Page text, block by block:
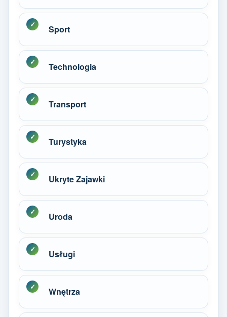
Sport
Technologia
Transport
Turystyka
Ukryte Zajawki
Uroda
Usługi
Wnętrza